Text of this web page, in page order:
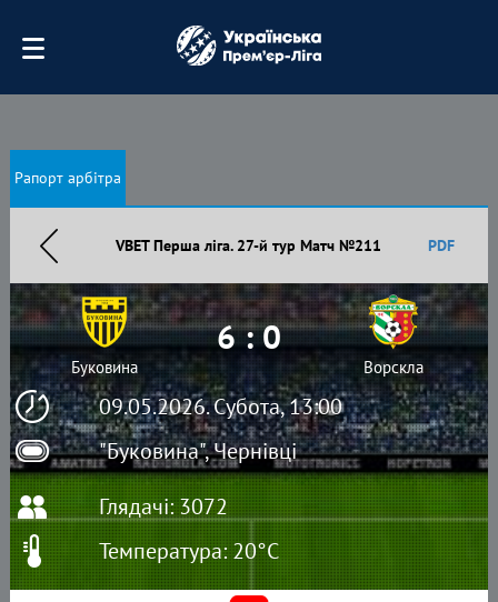
Рапорт арбітра
VBET Перша ліга. 27-й тур Матч №211 PDF
09.05.2026. Субота, 13:00
"Буковина", Чернівці
Буковина
6 : 0
Ворскла
Глядачі: 3072
Температура: 20°C